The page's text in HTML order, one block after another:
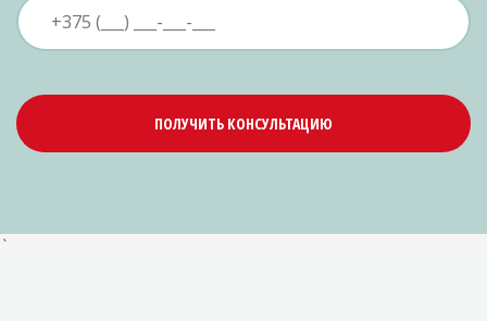
ПОЛУЧИТЬ КОНСУЛЬТАЦИЮ
`